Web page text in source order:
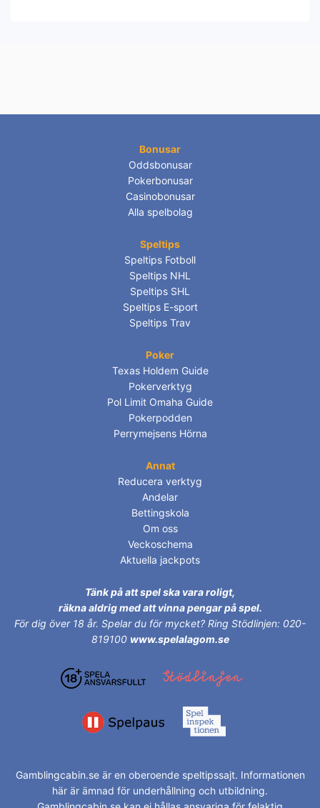
Bonusar
Oddsbonusar
Pokerbonusar
Casinobonusar
Alla spelbolag
Speltips
Speltips Fotboll
Speltips NHL
Speltips SHL
Speltips E-sport
Speltips Trav
Poker
Texas Holdem Guide
Pokerverktyg
Pol Limit Omaha Guide
Pokerpodden
Perrymejsens Hörna
Annat
Reducera verktyg
Andelar
Bettingskola
Om oss
Veckoschema
Aktuella jackpots
Tänk på att spel ska vara roligt,
räkna aldrig med att vinna pengar på spel.
För dig över 18 år. Spelar du för mycket? Ring Stödlinjen: 020-
819100 www.spelalagom.se
Gamblingcabin.se är en oberoende speltipssajt. Informationen
här är ämnad för underhållning och utbildning.